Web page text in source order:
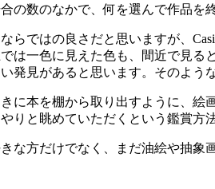
の数のなかで、何を選んで作品を
らではの良さだと思いますが、
は一色に見えた色も、間近で見
発見があると思います。そのよう
に本を棚から取り出すように、
りと眺めていただくという鑑賞方
な方だけでなく、まだ油絵や抽象